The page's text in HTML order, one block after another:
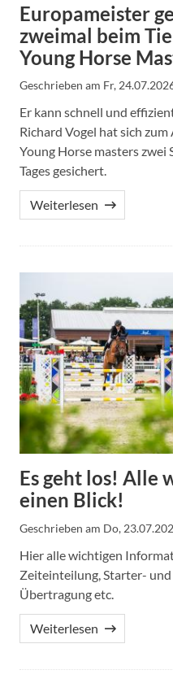
Europameister
zweimal beim
Young Horse
Geschrieben am Fr,
Er kann schnell und
Richard Vogel hat sich
Young Horse masters zwei
Tages gesichert.
Weiterlesen
Es geht los! Alle
einen Blick!
Geschrieben am Do,
Hier alle wichtigen
Zeiteinteilung, Starter-
Übertragung etc.
Weiterlesen